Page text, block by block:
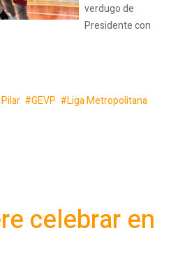
verdugo de
Presidente con
GEVP
Liga Metropolitana
celebrar en